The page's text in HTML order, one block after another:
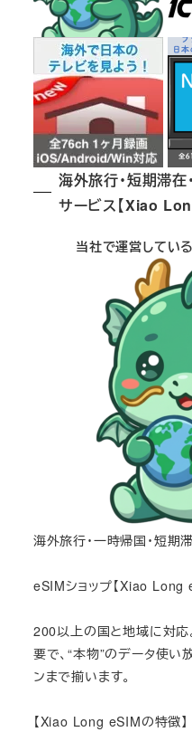
海外旅行・短期滞
サービス【Xiao
当社で運営している
海外旅行・一時帰国・短期
eSIMショップ【Xiao Long
200以上の国と地域に対応
要で、“本物”のデータ使い
ンまで揃います。
【Xiao Long eSIMの特徴】